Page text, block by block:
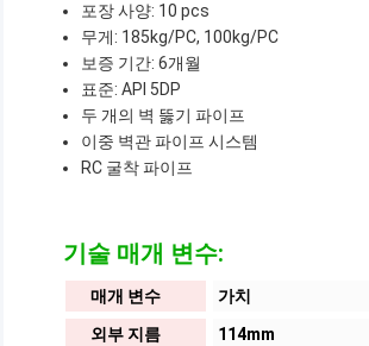
포장 사양: 10 pcs
무게: 185kg/PC, 100kg/PC
보증 기간: 6개월
표준: API 5DP
두 개의 벽 뚫기 파이프
이중 벽관 파이프 시스템
RC 굴착 파이프
기술 매개 변수:
매개 변수
가치
외부 지름
114mm